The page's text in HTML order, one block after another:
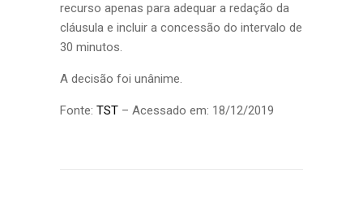
recurso apenas para adequar a redação da
cláusula e incluir a concessão do intervalo de
30 minutos.
A decisão foi unânime.
Fonte: TST – Acessado em: 18/12/2019